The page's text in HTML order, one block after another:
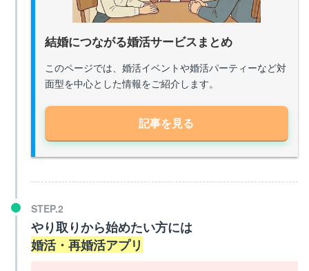
結婚につながる婚活サービスまとめ
このページでは、婚活イベントや婚活パーティーなど対
面型を中心とした情報をご紹介します。
記事を見る
やり取りから始めたい方には
婚活・再婚活アプリ